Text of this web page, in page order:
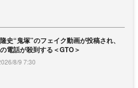
史“鬼塚”のフェイク動画が投稿され、
電話が殺到する＜GTO＞
8/9 7:30